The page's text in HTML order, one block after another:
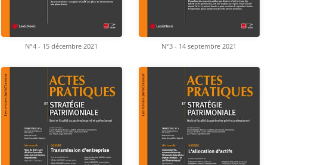
N°4 - 15 décembre 2021 N°3 - 14 septembre 2021